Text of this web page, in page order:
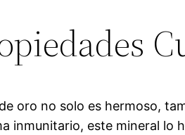
oro no solo es hermoso,
inmunitario, este mineral lo